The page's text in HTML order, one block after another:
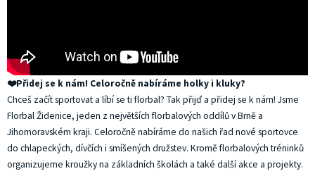
❤️Přidej se k nám! Celoročně nabíráme holky i kluky?
Chceš začít sportovat a líbí se ti florbal? Tak přijď a přidej se k nám! Jsme
Florbal Židenice, jeden z největších florbalových oddílů v Brně a
Jihomoravském kraji. Celoročně nabíráme do našich řad nové sportovce
do chlapeckých, dívčích i smíšených družstev. Kromě florbalových tréninků
organizujeme kroužky na základních školách a také další akce a projekty.